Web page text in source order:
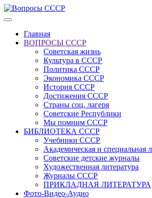
Главная
ВОПРОСЫ СССР
Советская жизнь
Культура в СССР
Политика СССР
Экономика СССР
История СССР
Достижения СССР
Страны соц. лагеря
Советские Республики
Мы помним СССР
БИБЛИОТЕКА СССР
Учебники СССР
Академическая и специальная
Советские детские журналы
Художественная литература
Журналы СССР
ПРИКЛАДНАЯ ЛИТЕРАТУРА
Фото-Видео-Аудио